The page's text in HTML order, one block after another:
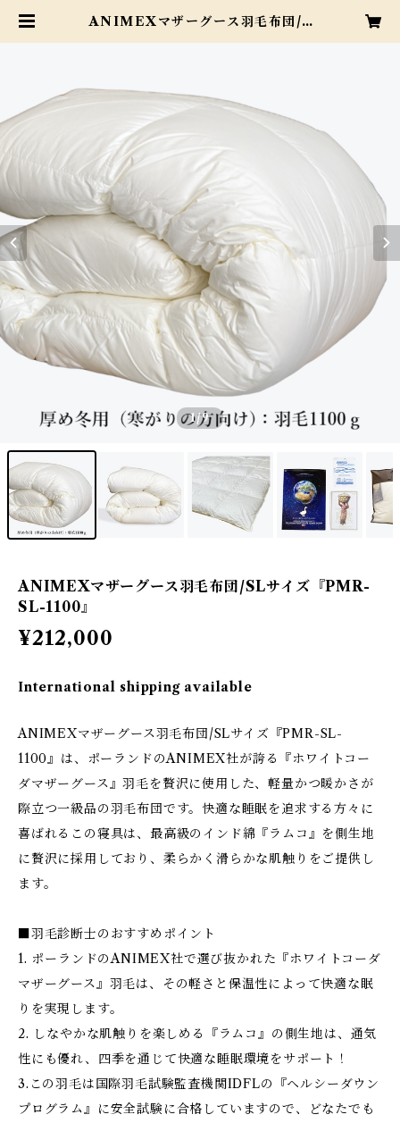
ANIMEXマザーグース羽毛布団/S
1/9
ANIMEXマザーグース羽毛布団/SLサイズ『PMR-
SL-1100』
¥212,000
International shipping available
ANIMEXマザーグース羽毛布団/SLサイズ『PMR-SL-
1100』は、ポーランドのANIMEX社が誇る『ホワイトコー
ダマザーグース』羽毛を贅沢に使用した、軽量かつ暖かさが
際立つ一級品の羽毛布団です。快適な睡眠を追求する方々に
喜ばれるこの寝具は、最高級のインド綿『ラムコ』を側生地
に贅沢に採用しており、柔らかく滑らかな肌触りをご提供し
ます。
■羽毛診断士のおすすめポイント
1. ポーランドのANIMEX社で選び抜かれた『ホワイトコーダ
マザーグース』羽毛は、その軽さと保温性によって快適な眠
りを実現します。
2. しなやかな肌触りを楽しめる『ラムコ』の側生地は、通気
性にも優れ、四季を通じて快適な睡眠環境をサポート！
3.この羽毛は国際羽毛試験監査機関IDFLの『ヘルシーダウン
プログラム』に安全試験に合格していますので、どなたでも